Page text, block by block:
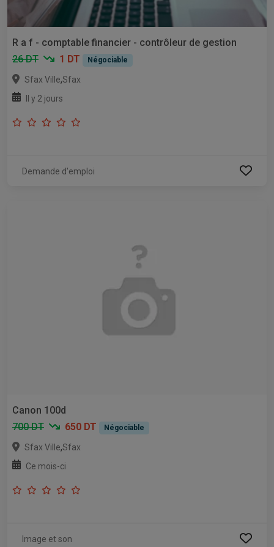
R a f - comptable financier - contrôleur de gestion
26 DT
1 DT Négociable
Sfax Ville,Sfax
Il y 2 jours
Demande d'emploi
Canon 100d
700 DT
650 DT Négociable
Sfax Ville,Sfax
Ce mois-ci
Image et son